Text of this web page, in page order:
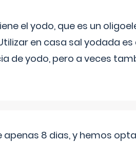
el yodo, que es un
en casa sal yodada
de yodo, pero a veces
apenas 8 dias, y hemos